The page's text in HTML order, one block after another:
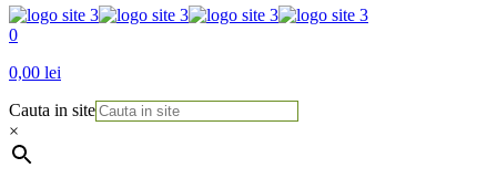
0
0,00 lei
Cauta in site
×